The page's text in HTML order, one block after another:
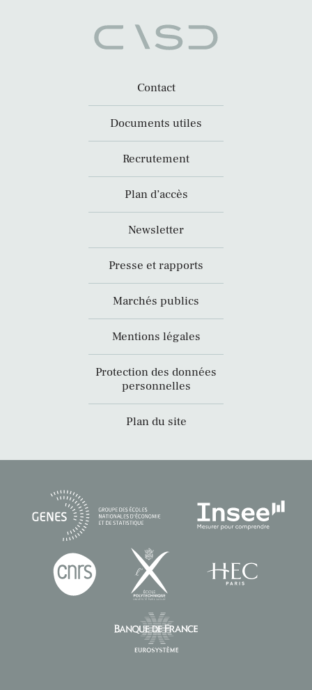
Contact
Documents utiles
Recrutement
Plan d’accès
Newsletter
Presse et rapports
Marchés publics
Mentions légales
Protection des données
personnelles
Plan du site